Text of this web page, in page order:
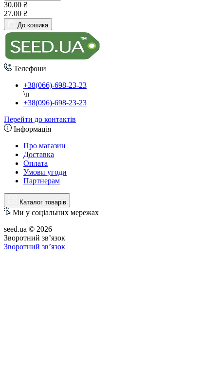
30.00 ₴
27.00 ₴
До кошика
Телефони
+38(066)-698-23-23
\n
+38(096)-698-23-23
Перейти до контактів
Інформація
Про магазин
Доставка
Оплата
Умови угоди
Партнерам
Каталог товарів
Ми у соціальних мережах
seed.ua © 2026
Зворотний зв’язок
Зворотний зв’язок